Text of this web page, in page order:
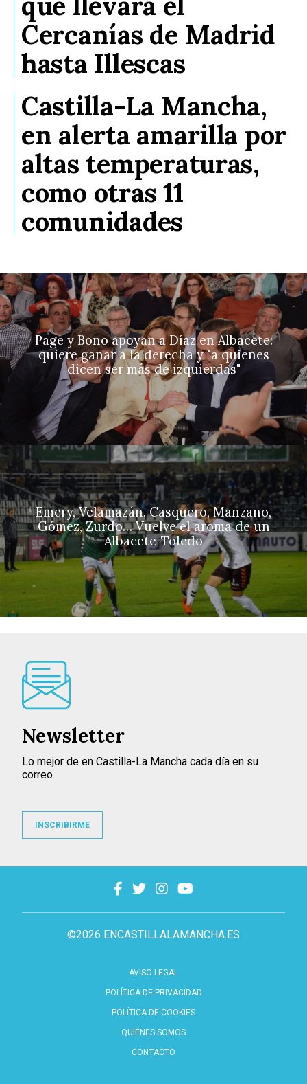
Cercanías de Madrid
hasta Illescas
Castilla-La Mancha,
en alerta amarilla por
altas temperaturas,
como otras 11
comunidades
Page y Bono apoyan a Díaz en Albacete:
quiere ganar a la derecha y "a quienes
dicen ser más de izquierdas"
Emery, Velamazán, Casquero, Manzano,
Gómez, Zurdo… Vuelve el aroma de un
Albacete-Toledo
©2026 ENCASTILLALAMANCHA.ES
AVISO LEGAL
POLÍTICA DE PRIVACIDAD
POLÍTICA DE COOKIES
QUIÉNES SOMOS
CONTACTO
Newsletter
Lo mejor de en Castilla-La Mancha cada día en su
correo
INSCRIBIRME